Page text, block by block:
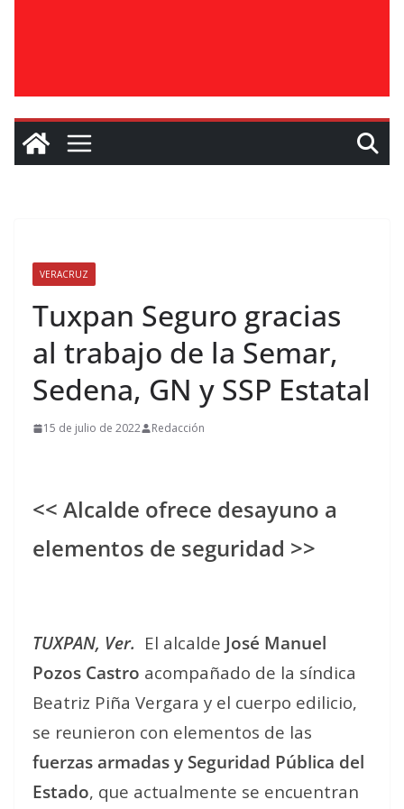
VERACRUZ
Tuxpan Seguro gracias
al trabajo de la Semar,
Sedena, GN y SSP Estatal
15 de julio de 2022 Redacción
<< Alcalde ofrece desayuno a
elementos de seguridad >>
TUXPAN, Ver. El alcalde José Manuel
Pozos Castro acompañado de la síndica
Beatriz Piña Vergara y el cuerpo edilicio,
se reunieron con elementos de las
fuerzas armadas y Seguridad Pública del
Estado, que actualmente se encuentran